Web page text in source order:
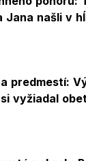
našli v
predmestí:
vyžiadal